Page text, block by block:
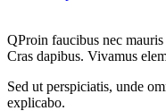
QProin faucibus nec
Cras dapibus. Vivamus
Sed ut perspiciatis, unde
explicabo.